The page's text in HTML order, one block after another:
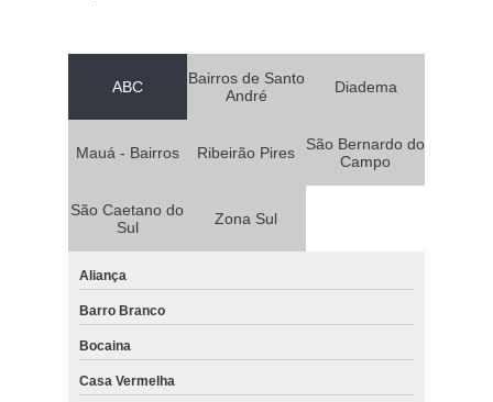
ABC
Bairros de Santo
André
Diadema
Mauá - Bairros Ribeirão Pires
São Bernardo do
Campo
São Caetano do
Sul
Zona Sul
Aliança
Barro Branco
Bocaina
Casa Vermelha